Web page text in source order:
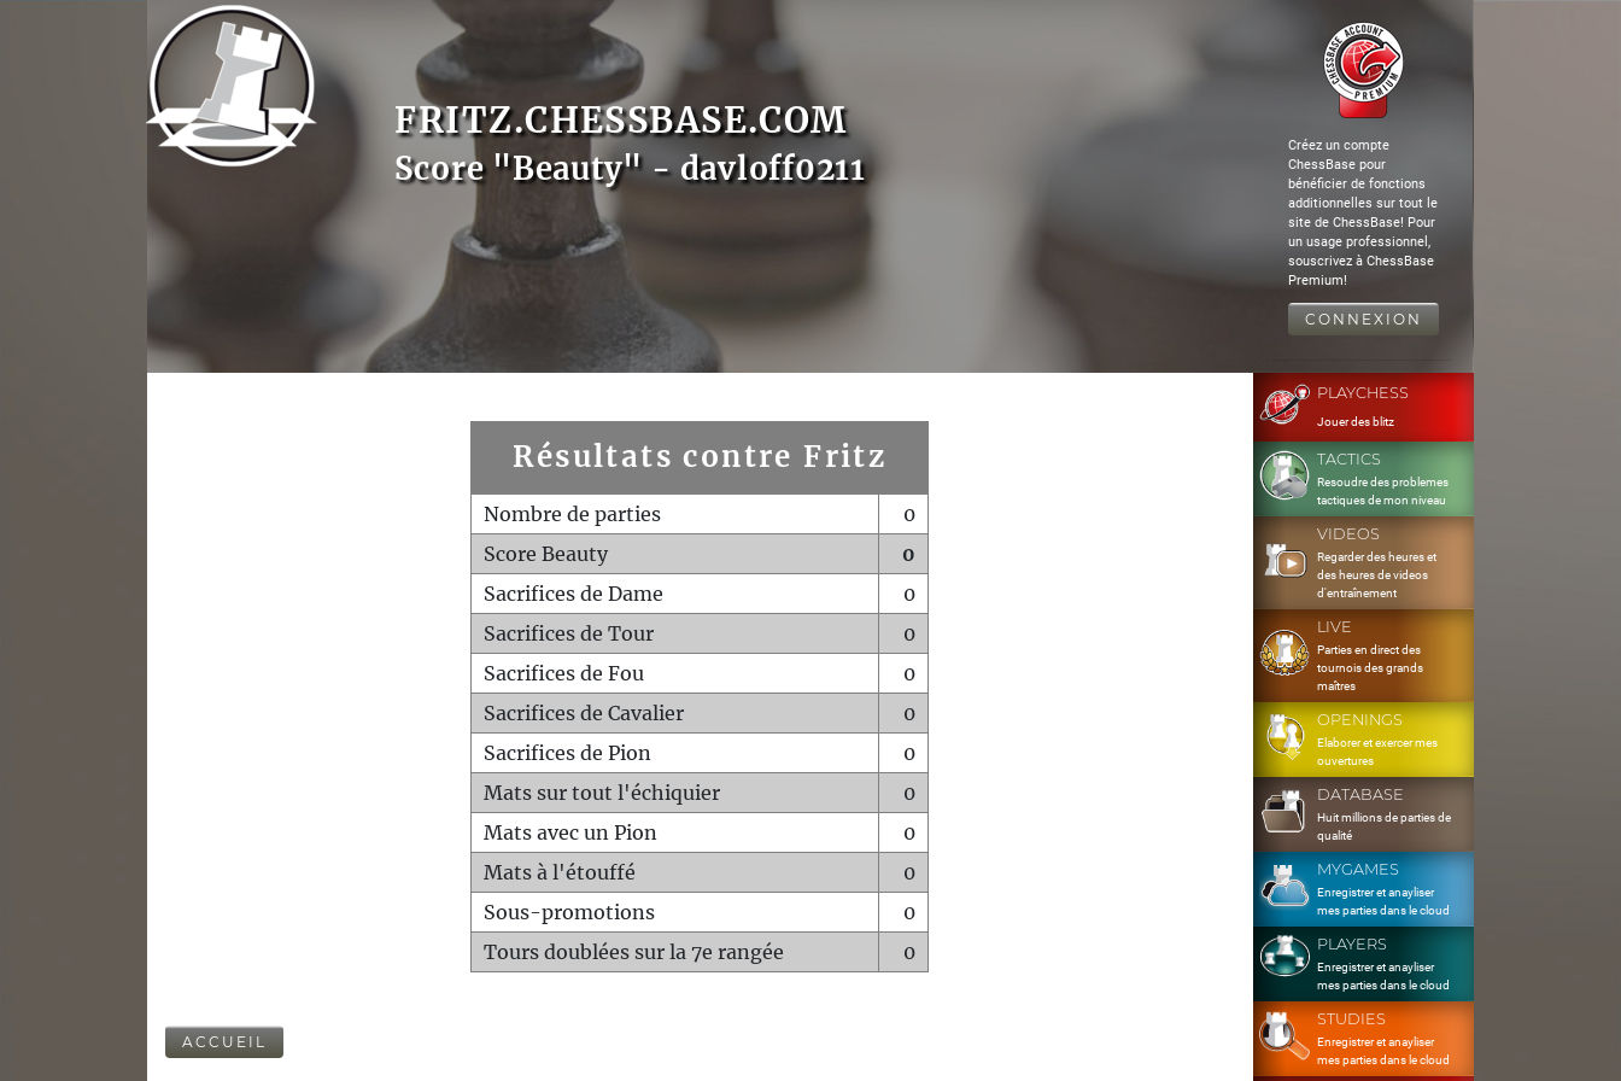
FRITZ.CHESSBASE.COM
Score "Beauty" - davloff0211
Créez un compte
ChessBase pour
bénéficier de fonctions
additionnelles sur tout le
site de ChessBase! Pour
un usage professionnel,
souscrivez à ChessBase
Premium!
CONNEXION
Résultats contre Fritz
Nombre de parties
0
Score Beauty
0
Sacrifices de Dame
0
Sacrifices de Tour
0
Sacrifices de Fou
0
Sacrifices de Cavalier
0
Sacrifices de Pion
0
Mats sur tout l'échiquier
0
Mats avec un Pion
0
Mats à l'étouffé
0
Sous-promotions
0
Tours doublées sur la 7e rangée
0
ACCUEIL
PLAYCHESS
Jouer des blitz
TACTICS
Resoudre des problemes
tactiques de mon niveau
VIDEOS
Regarder des heures et
des heures de videos
d'entraînement
LIVE
Parties en direct des
tournois des grands
maîtres
OPENINGS
Elaborer et exercer mes
ouvertures
DATABASE
Huit millions de parties de
qualité
MYGAMES
Enregistrer et anayliser
mes parties dans le cloud
PLAYERS
Enregistrer et anayliser
mes parties dans le cloud
STUDIES
Enregistrer et anayliser
mes parties dans le cloud